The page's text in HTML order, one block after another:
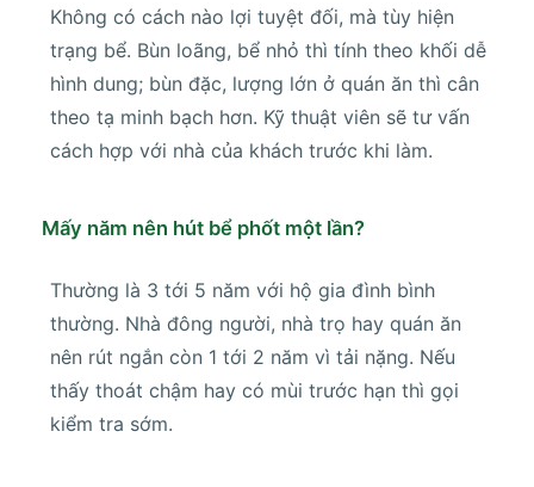
Không có cách nào lợi tuyệt đối, mà tùy hiện
trạng bể. Bùn loãng, bể nhỏ thì tính theo khối dễ
hình dung; bùn đặc, lượng lớn ở quán ăn thì cân
theo tạ minh bạch hơn. Kỹ thuật viên sẽ tư vấn
cách hợp với nhà của khách trước khi làm.
Mấy năm nên hút bể phốt một lần?
Thường là 3 tới 5 năm với hộ gia đình bình
thường. Nhà đông người, nhà trọ hay quán ăn
nên rút ngắn còn 1 tới 2 năm vì tải nặng. Nếu
thấy thoát chậm hay có mùi trước hạn thì gọi
kiểm tra sớm.